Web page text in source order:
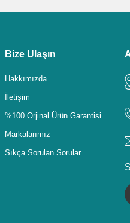
Bize Ulaşın
Hakkımızda
İletişim
%100 Orjinal Ürün Garantisi
Markalarımız
Sıkça Sorulan Sorular